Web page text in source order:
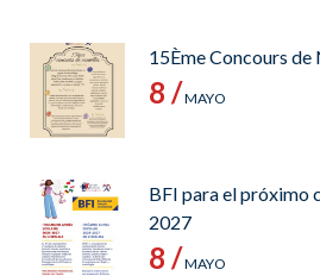
15Ème Concours de
8 /MAYO
BFI para el próximo
2027
8 /MAYO